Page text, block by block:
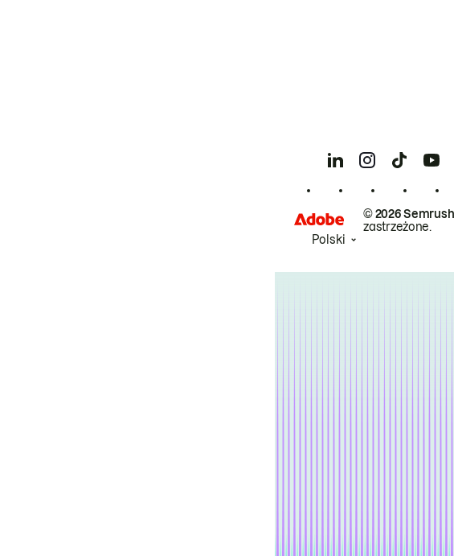
© 2026
zastrzeżone.
Polski